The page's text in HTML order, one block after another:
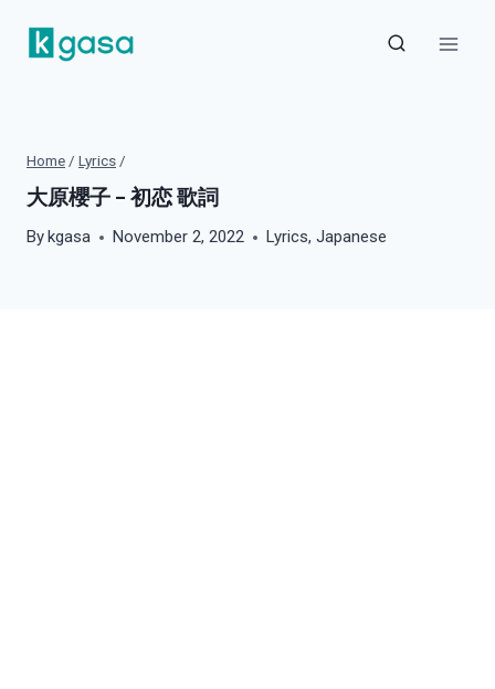
content
Home / Lyrics /
大原櫻子 – 初恋 歌詞
Bykgasa November 2, 2022 Lyrics,Japanese